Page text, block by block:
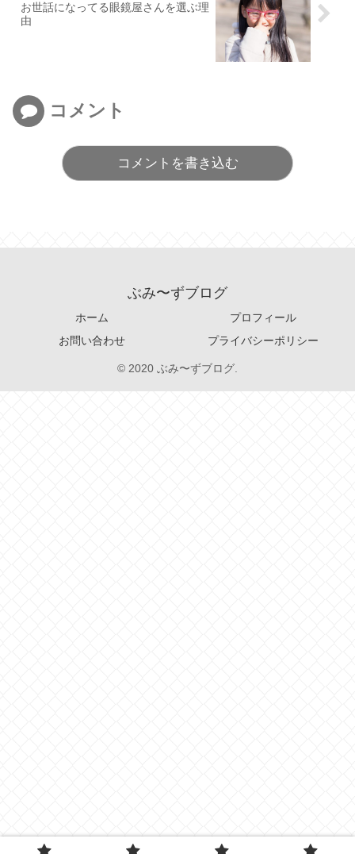
お世話になってる眼鏡屋さんを選ぶ理
由
コメント
コメントを書き込む
ぶみ〜ずブログ
ホーム
プロフィール
お問い合わせ
プライバシーポリシー
© 2020 ぶみ〜ずブログ.